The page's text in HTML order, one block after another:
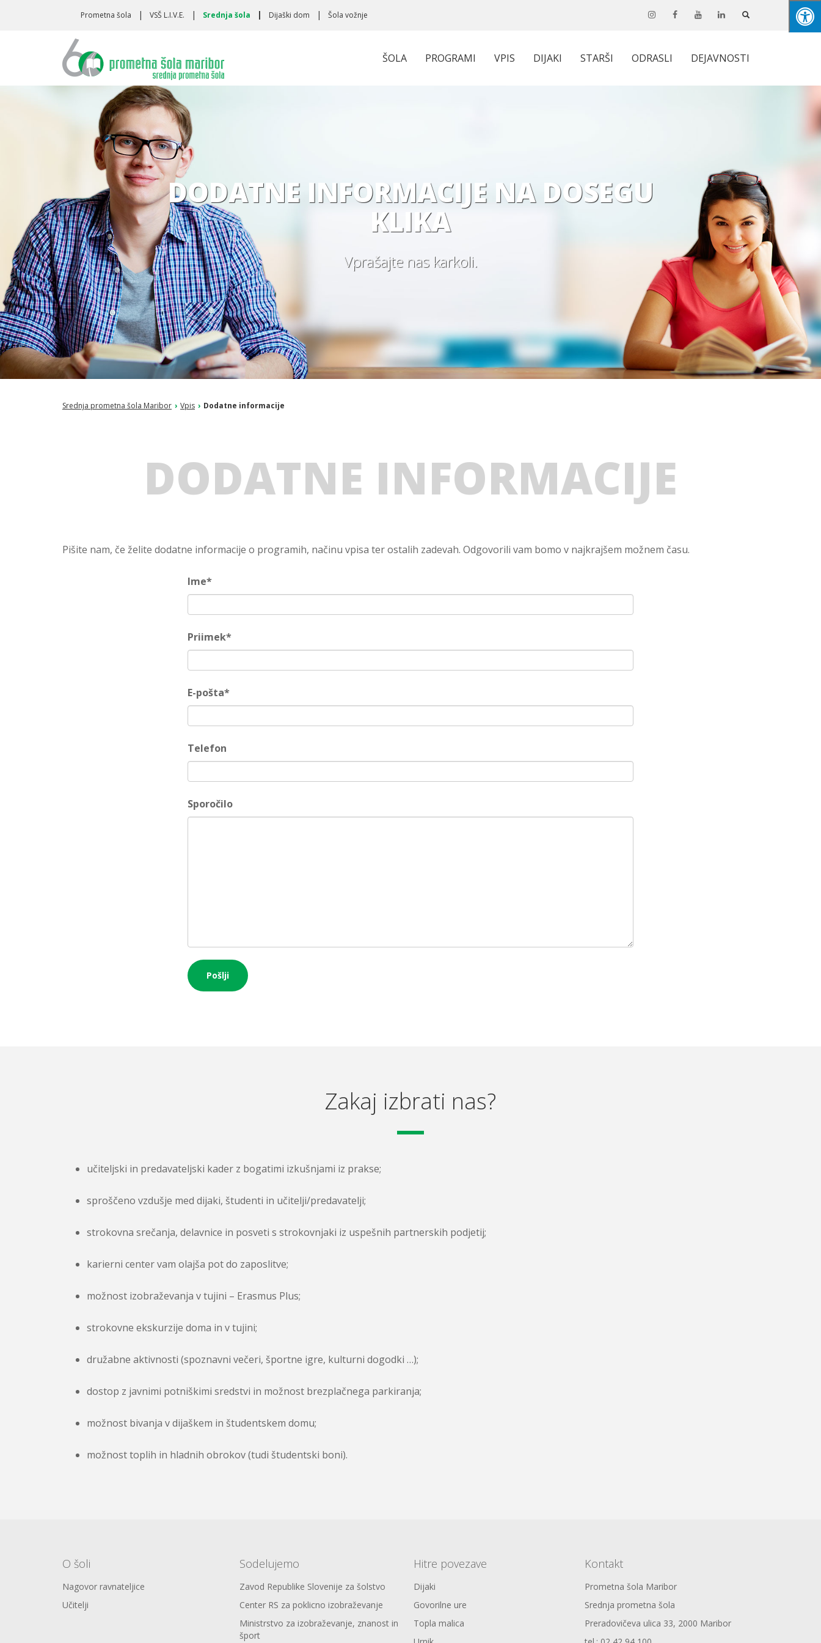
Toggle
Prometna šola VSŠ L.I.V.E. Srednja šola Dijaški dom Šola vožnje
ŠOLA PROGRAMI VPIS DIJAKI STARŠI ODRASLI DEJAVNOSTI
DODATNE INFORMACIJE NA DOSEGU
KLIKA
Vprašajte nas karkoli.
Srednja prometna šola Maribor › Vpis › Dodatne informacije
DODATNE INFORMACIJE
Pišite nam, če želite dodatne informacije o programih, načinu vpisa ter ostalih zadevah. Odgovorili vam bomo v najkrajšem možnem času.
Ime*
Priimek*
E-pošta*
Telefon
Sporočilo
Zakaj izbrati nas?
učiteljski in predavateljski kader z bogatimi izkušnjami iz prakse;
sproščeno vzdušje med dijaki, študenti in učitelji/predavatelji;
strokovna srečanja, delavnice in posveti s strokovnjaki iz uspešnih partnerskih podjetij;
karierni center vam olajša pot do zaposlitve;
možnost izobraževanja v tujini – Erasmus Plus;
strokovne ekskurzije doma in v tujini;
družabne aktivnosti (spoznavni večeri, športne igre, kulturni dogodki …);
dostop z javnimi potniškimi sredstvi in možnost brezplačnega parkiranja;
možnost bivanja v dijaškem in študentskem domu;
možnost toplih in hladnih obrokov (tudi študentski boni).
O šoli
Nagovor ravnateljice
Učitelji
Sodelujemo
Zavod Republike Slovenije za šolstvo
Center RS za poklicno izobraževanje
Ministrstvo za izobraževanje, znanost in
šport
Hitre povezave
Dijaki
Govorilne ure
Topla malica
Kontakt
Prometna šola Maribor
Srednja prometna šola
Preradovičeva ulica 33, 2000 Maribor